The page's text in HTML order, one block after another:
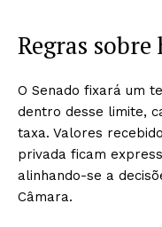
Regras
O Senado fixará um
dentro desse limite,
taxa. Valores
privada ficam
alinhando-se a
Câmara.